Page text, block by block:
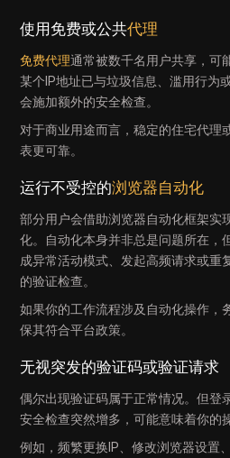
使用免费或公共代理
免费代理通常被数千名用户共享，可
某个IP地址已与垃圾信息、滥用行为
会施加额外的安全检查。
对于商业用途而言，稳定的住宅代理
表更可靠。
运行不受控的浏览器自动化
部分用户会借助浏览器自动化框架实
化。自动化本身并非总是问题所在，
成异常活动模式、发起高频请求或重
的验证检查。
如果你的工作流程涉及自动化操作，
保其符合平台政策。
无视突发的验证码或验证请求
偶尔出现验证码属于正常情况。但登
安全检查突然增多，可能意味着你的
例如，频繁更换IP、修改浏览器设置